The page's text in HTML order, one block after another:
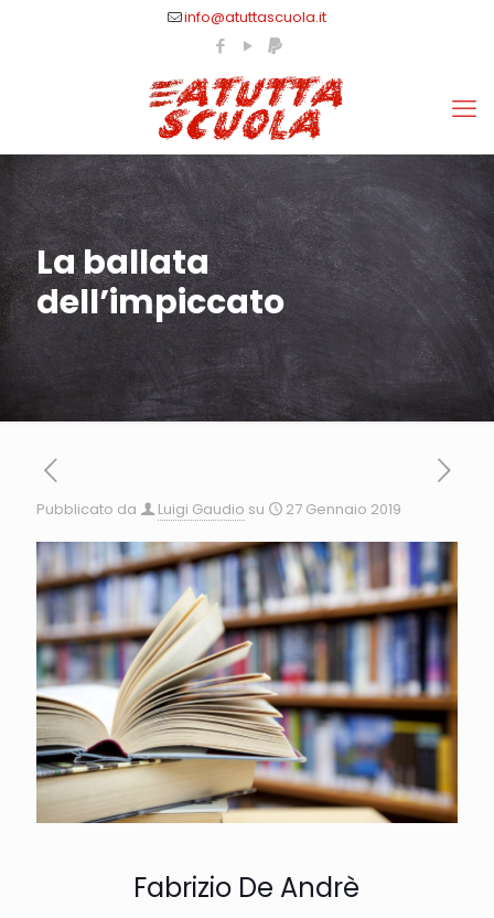
info@atuttascuola.it
La ballata
dell’impiccato
Pubblicato da Luigi Gaudio su 27 Gennaio 2019
Fabrizio De Andrè